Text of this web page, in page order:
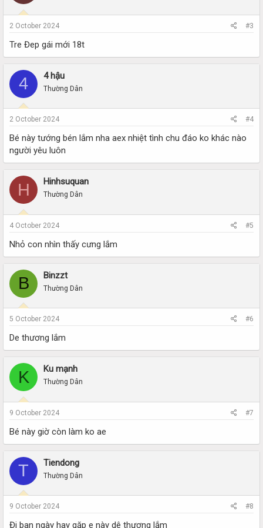
2 October 2024 #3
Tre Đep gái mới 18t
4 4 hậu
Thường Dân
2 October 2024 #4
Bé này tướng bén lắm nha aex nhiệt tình chu đáo ko khác nào
người yêu luôn
H Hinhsuquan
Thường Dân
4 October 2024 #5
Nhỏ con nhìn thấy cưng lắm
B Binzzt
Thường Dân
5 October 2024 #6
De thương lắm
K Ku mạnh
Thường Dân
9 October 2024 #7
Bé này giờ còn làm ko ae
T Tiendong
Thường Dân
9 October 2024 #8
Đi ban ngày hay gặp e này dê thương lắm